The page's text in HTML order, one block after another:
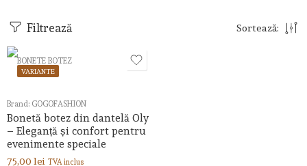
Filtrează Sortează:
BONETE BOTEZ
Brand: GOGOFASHION
Bonetă botez din dantelă Oly
– Eleganță și confort pentru
evenimente speciale
VARIANTE
75,00 lei TVA inclus